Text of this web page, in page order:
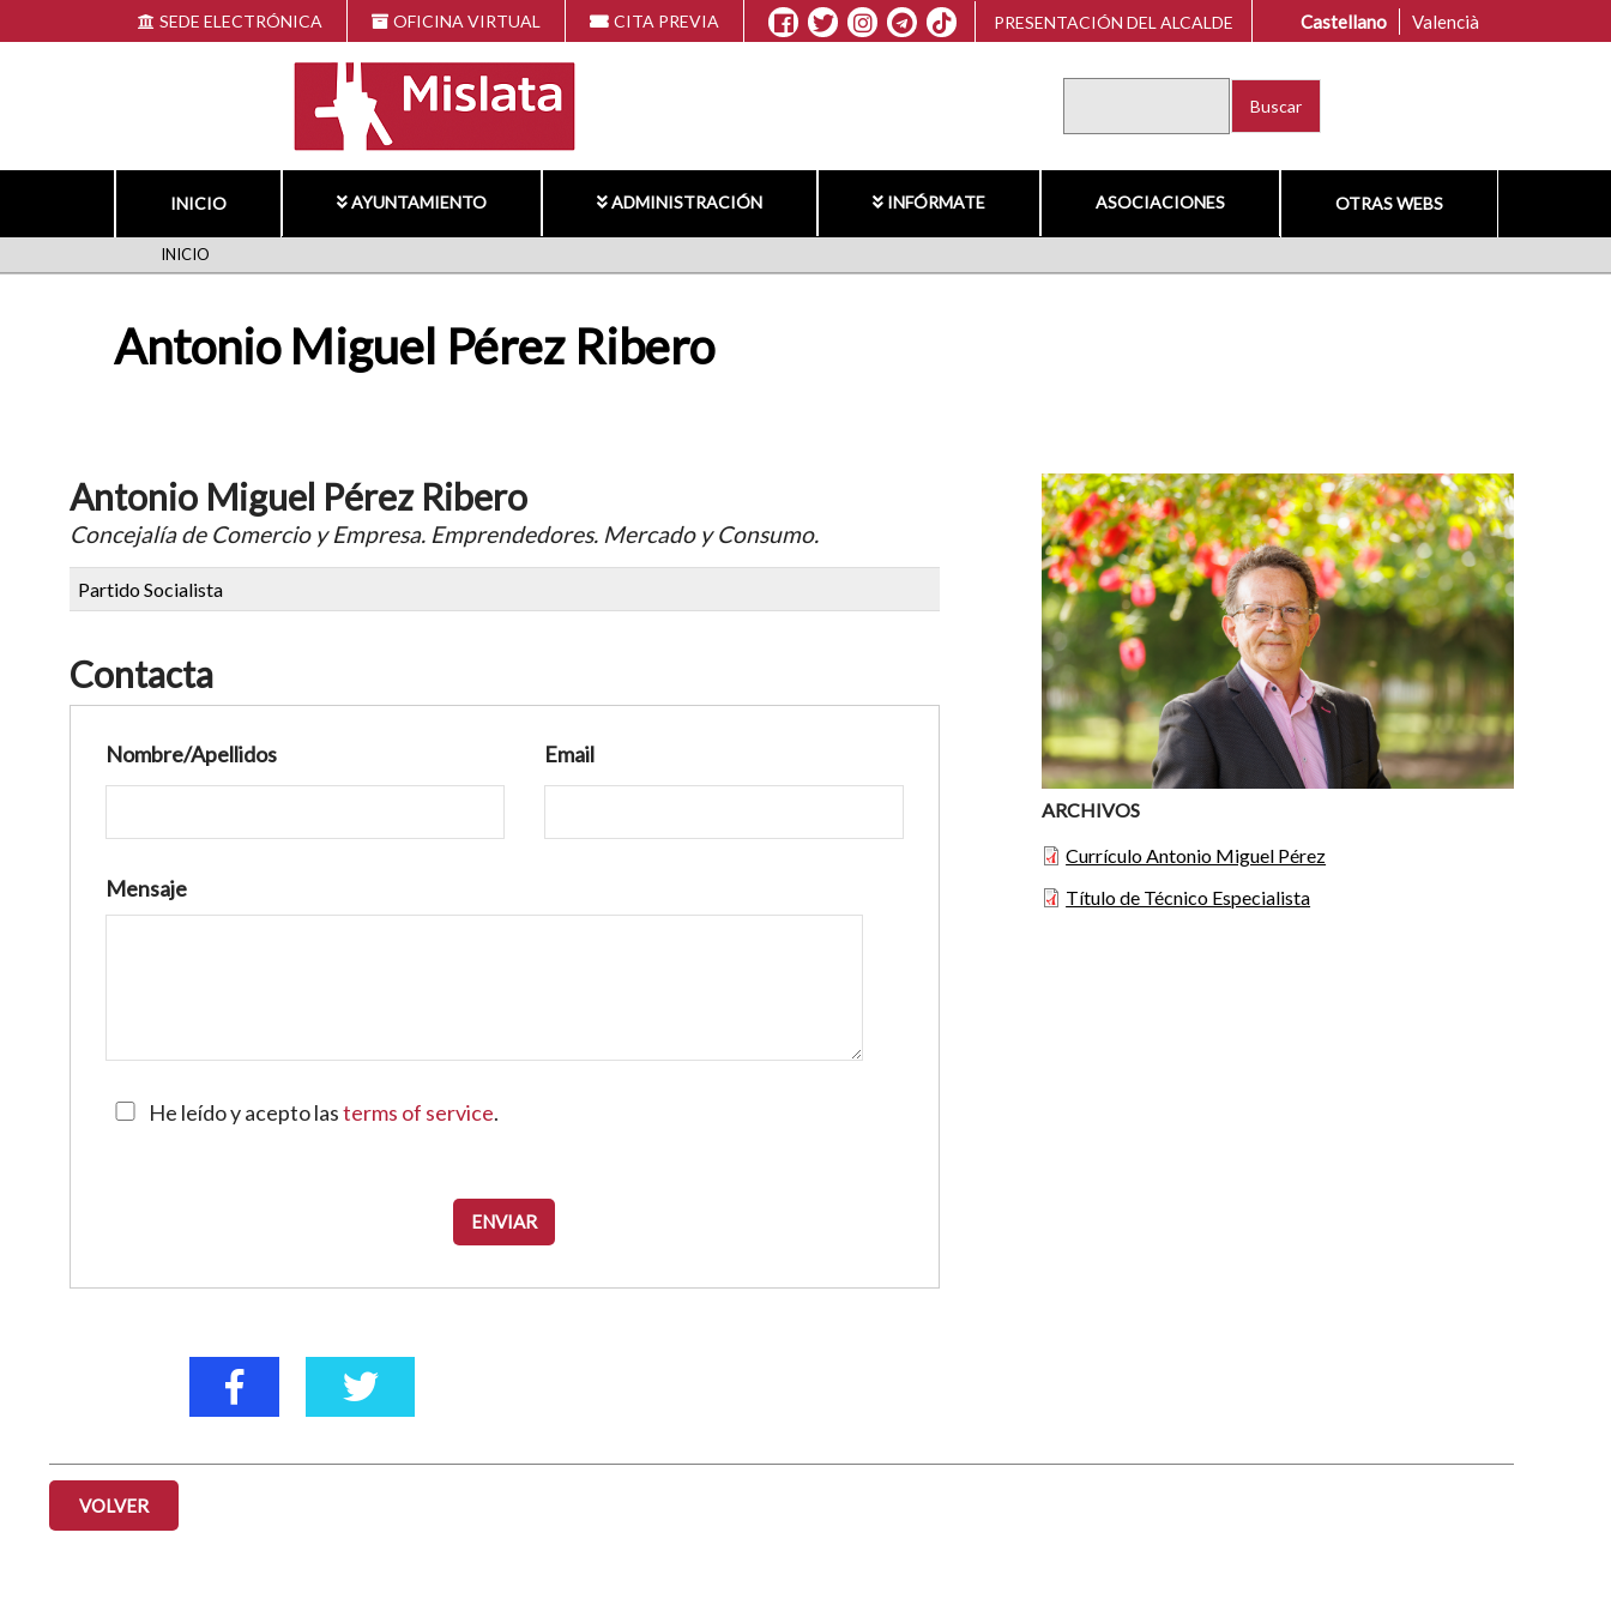
al
SEDE ELECTRÓNICA OFICINA VIRTUAL CITA PREVIA PRESENTACIÓN DEL ALCALDE Castellano Valencià
INICIO AYUNTAMIENTO ADMINISTRACIÓN INFÓRMATE ASOCIACIONES OTRAS WEBS
RUTA
DE
NAVEGACIÓN
INICIO
Antonio Miguel Pérez Ribero
Antonio Miguel Pérez Ribero
Concejalía de Comercio y Empresa. Emprendedores. Mercado y Consumo.
Partido Socialista
Contacta
Nombre/Apellidos Email
Mensaje
He leído y acepto lasterms of service.
ARCHIVOS
Currículo Antonio Miguel Pérez
Título de Técnico Especialista
VOLVER